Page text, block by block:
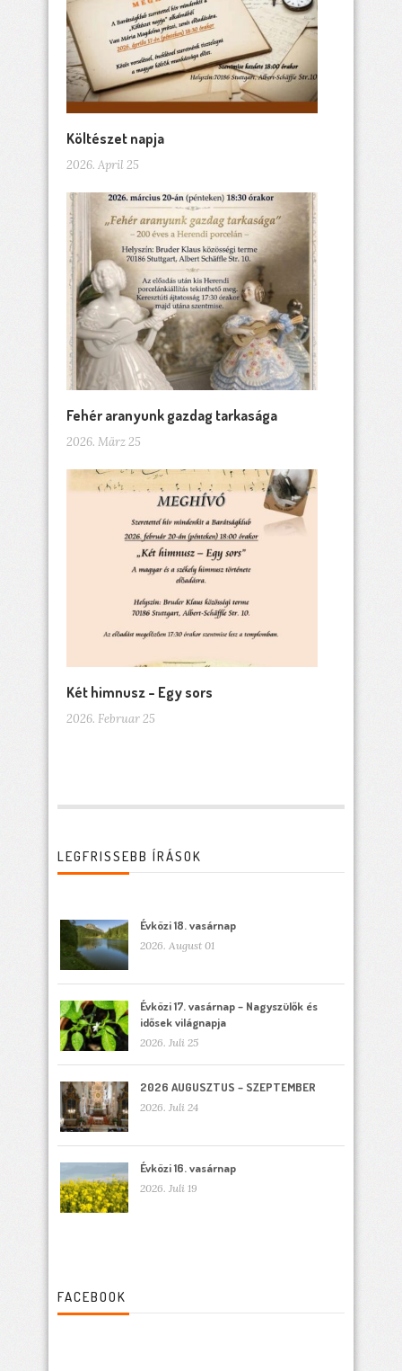
Költészet napja
2026. April 25
Fehér aranyunk gazdag tarkasága
2026. März 25
Két himnusz – Egy sors
2026. Februar 25
LEGFRISSEBB ÍRÁSOK
Évközi 18. vasárnap
2026. August 01
Évközi 17. vasárnap – Nagyszülők és
idősek világnapja
2026. Juli 25
2026 AUGUSZTUS – SZEPTEMBER
2026. Juli 24
Évközi 16. vasárnap
2026. Juli 19
FACEBOOK